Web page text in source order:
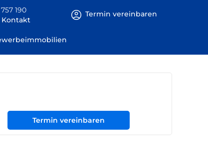
190
Kontakt
Termin vereinbaren
Termin vereinbaren